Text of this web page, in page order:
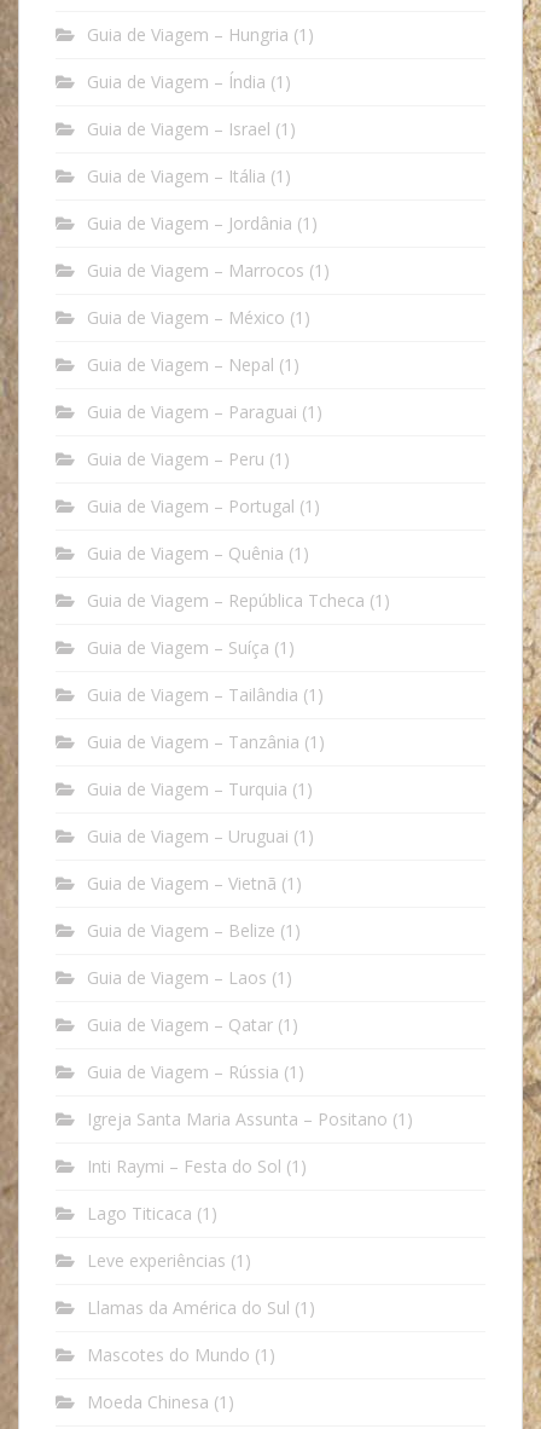
Guia de Viagem – Hungria (1)
Guia de Viagem – Índia (1)
Guia de Viagem – Israel (1)
Guia de Viagem – Itália (1)
Guia de Viagem – Jordânia (1)
Guia de Viagem – Marrocos (1)
Guia de Viagem – México (1)
Guia de Viagem – Nepal (1)
Guia de Viagem – Paraguai (1)
Guia de Viagem – Peru (1)
Guia de Viagem – Portugal (1)
Guia de Viagem – Quênia (1)
Guia de Viagem – República Tcheca (1)
Guia de Viagem – Suíça (1)
Guia de Viagem – Tailândia (1)
Guia de Viagem – Tanzânia (1)
Guia de Viagem – Turquia (1)
Guia de Viagem – Uruguai (1)
Guia de Viagem – Vietnã (1)
Guia de Viagem – Belize (1)
Guia de Viagem – Laos (1)
Guia de Viagem – Qatar (1)
Guia de Viagem – Rússia (1)
Igreja Santa Maria Assunta – Positano (1)
Inti Raymi – Festa do Sol (1)
Lago Titicaca (1)
Leve experiências (1)
Llamas da América do Sul (1)
Mascotes do Mundo (1)
Moeda Chinesa (1)